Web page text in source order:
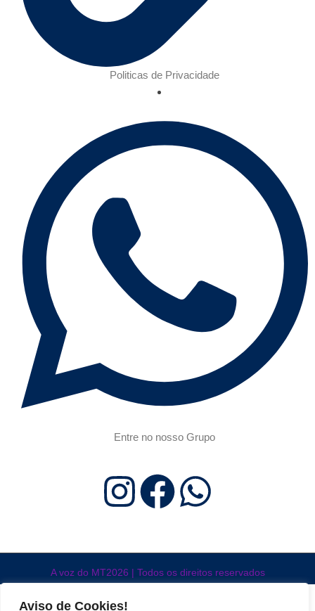
Aviso de Cookies!
Politicas de Privacidade
Entre no nosso Grupo
A voz do MT2026 | Todos os direitos reservados